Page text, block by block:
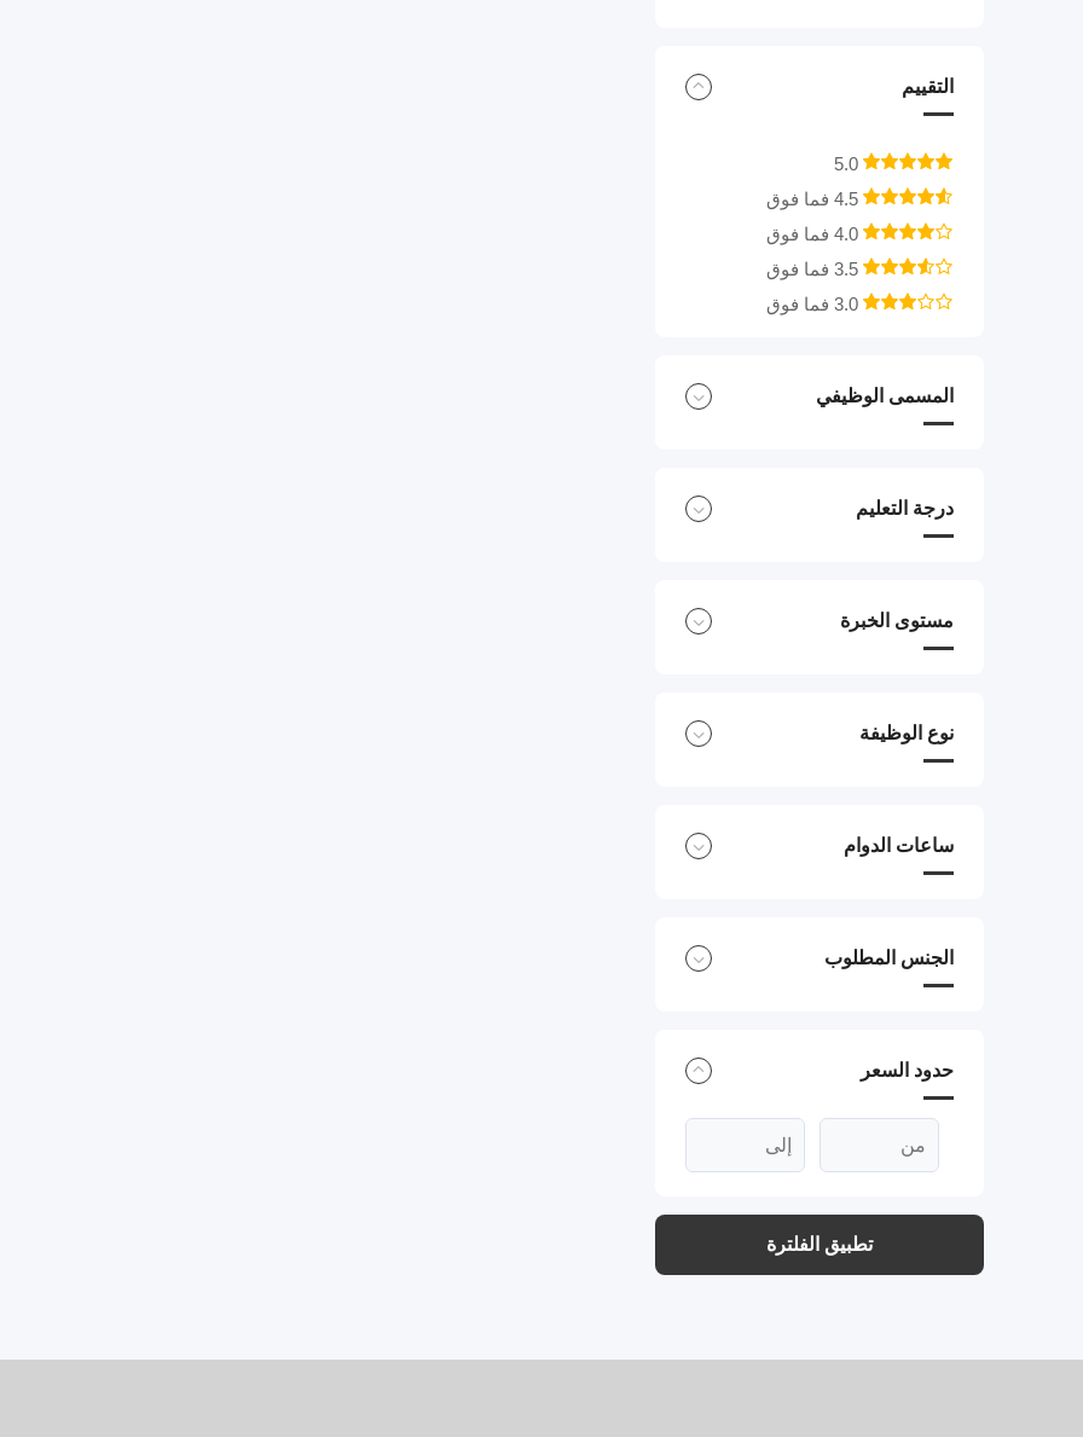
التقييم
5.0
4.5 فما فوق
4.0 فما فوق
3.5 فما فوق
3.0 فما فوق
المسمى الوظيفي
درجة التعليم
مستوى الخبرة
نوع الوظيفة
ساعات الدوام
الجنس المطلوب
حدود السعر
تطبيق الفلترة